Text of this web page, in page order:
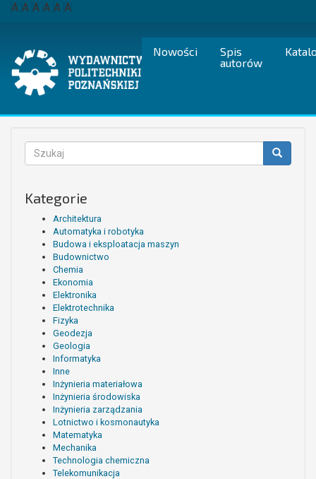
Przejdź
A A A A A A
Nowości
Spis
autorów
Formularz
wyszukiwania
Kategorie
Architektura
Automatyka i robotyka
Budowa i eksploatacja maszyn
Budownictwo
Chemia
Ekonomia
Elektronika
Elektrotechnika
Fizyka
Geodezja
Geologia
Informatyka
Inne
Inżynieria materiałowa
Inżynieria środowiska
Inżynieria zarządzania
Lotnictwo i kosmonautyka
Matematyka
Mechanika
Technologia chemiczna
Telekomunikacja